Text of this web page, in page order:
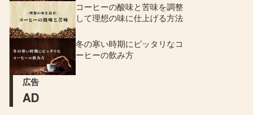
コーヒーの酸味と苦味を調整
して理想の味に仕上げる方法
冬の寒い時期にピッタリなコ
ーヒーの飲み方
広告
AD